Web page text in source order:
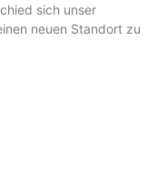
sich unser
neuen Standort zu